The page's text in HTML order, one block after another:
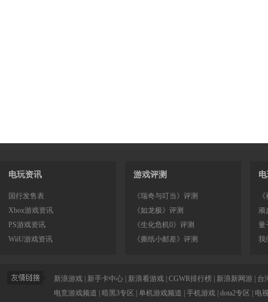
电玩资讯
国行发售表
Xbox游戏资讯
PS游戏资讯
WiiU游戏资讯
游戏评测
《瑞奇与叮当》评测
《如龙极》评测
《生化危机0》评测
《撕纸小邮差》评测
顽
量
我
新浪游戏 新手卡中心 新浪看游戏 CGWR排行榜 新浪新网游
台
电竞游戏频道
暗黑3专区 单机游戏频道 手机游戏 dota2专区 电